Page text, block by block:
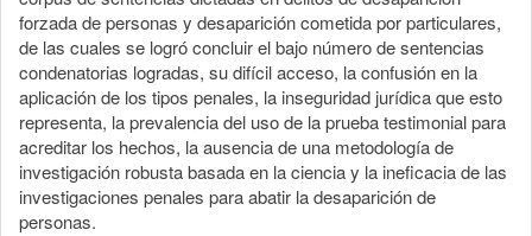
forzada de personas y desaparición cometida por particulares,
de las cuales se logró concluir el bajo número de sentencias
condenatorias logradas, su difícil acceso, la confusión en la
aplicación de los tipos penales, la inseguridad jurídica que esto
representa, la prevalencia del uso de la prueba testimonial para
acreditar los hechos, la ausencia de una metodología de
investigación robusta basada en la ciencia y la ineficacia de las
investigaciones penales para abatir la desaparición de
personas.